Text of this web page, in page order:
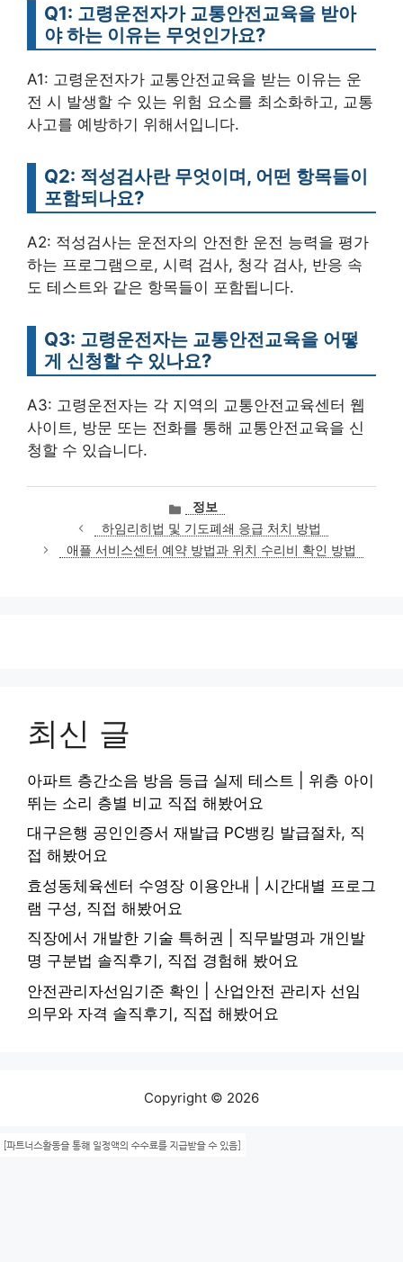
Q1: 고령운전자가 교통안전교육을 받아
야 하는 이유는 무엇인가요?
A1: 고령운전자가 교통안전교육을 받는 이유는 운
전 시 발생할 수 있는 위험 요소를 최소화하고, 교통
사고를 예방하기 위해서입니다.
Q2: 적성검사란 무엇이며, 어떤 항목들이
포함되나요?
A2: 적성검사는 운전자의 안전한 운전 능력을 평가
하는 프로그램으로, 시력 검사, 청각 검사, 반응 속
도 테스트와 같은 항목들이 포함됩니다.
Q3: 고령운전자는 교통안전교육을 어떻
게 신청할 수 있나요?
A3: 고령운전자는 각 지역의 교통안전교육센터 웹
사이트, 방문 또는 전화를 통해 교통안전교육을 신
청할 수 있습니다.
카
테
고
리
정보
하임리히법 및 기도폐쇄 응급 처치 방법
애플 서비스센터 예약 방법과 위치 수리비 확인 방법
최신 글
아파트 층간소음 방음 등급 실제 테스트 | 위층 아이
뛰는 소리 층별 비교 직접 해봤어요
대구은행 공인인증서 재발급 PC뱅킹 발급절차, 직
접 해봤어요
효성동체육센터 수영장 이용안내 | 시간대별 프로그
램 구성, 직접 해봤어요
직장에서 개발한 기술 특허권 | 직무발명과 개인발
명 구분법 솔직후기, 직접 경험해 봤어요
안전관리자선임기준 확인 | 산업안전 관리자 선임
의무와 자격 솔직후기, 직접 해봤어요
Copyright © 2026